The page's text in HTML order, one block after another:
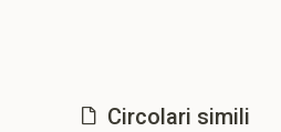
Circolari simili